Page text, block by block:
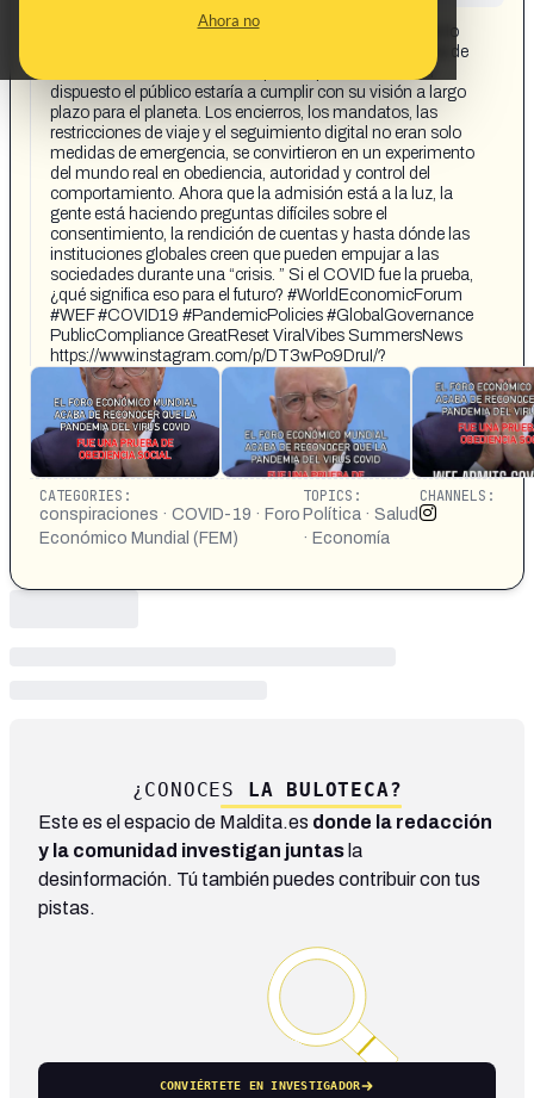
Ahora no
El Foro Económico Mundial ha admitido abiertamente lo
que muchos sospechaban todo el tiempo: la pandemia de
COVID-19 se usó como una prueba para medir cuán
dispuesto el público estaría a cumplir con su visión a largo
plazo para el planeta. Los encierros, los mandatos, las
restricciones de viaje y el seguimiento digital no eran solo
medidas de emergencia, se convirtieron en un experimento
del mundo real en obediencia, autoridad y control del
comportamiento. Ahora que la admisión está a la luz, la
gente está haciendo preguntas difíciles sobre el
consentimiento, la rendición de cuentas y hasta dónde las
instituciones globales creen que pueden empujar a las
sociedades durante una “crisis. ” Si el COVID fue la prueba,
¿qué significa eso para el futuro? #WorldEconomicForum
#WEF #COVID19 #PandemicPolicies #GlobalGovernance
PublicCompliance GreatReset ViralVibes SummersNews
https://www.instagram.com/p/DT3wPo9DruI/?
CATEGORIES:
conspiraciones · COVID-19 · Foro
Económico Mundial (FEM)
TOPICS:
Política · Salud
· Economía
CHANNELS:
¿CONOCES LA BULOTECA?
Este es el espacio de Maldita.es donde la redacción
y la comunidad investigan juntas la
desinformación. Tú también puedes contribuir con tus
pistas.
CONVIÉRTETE EN INVESTIGADOR